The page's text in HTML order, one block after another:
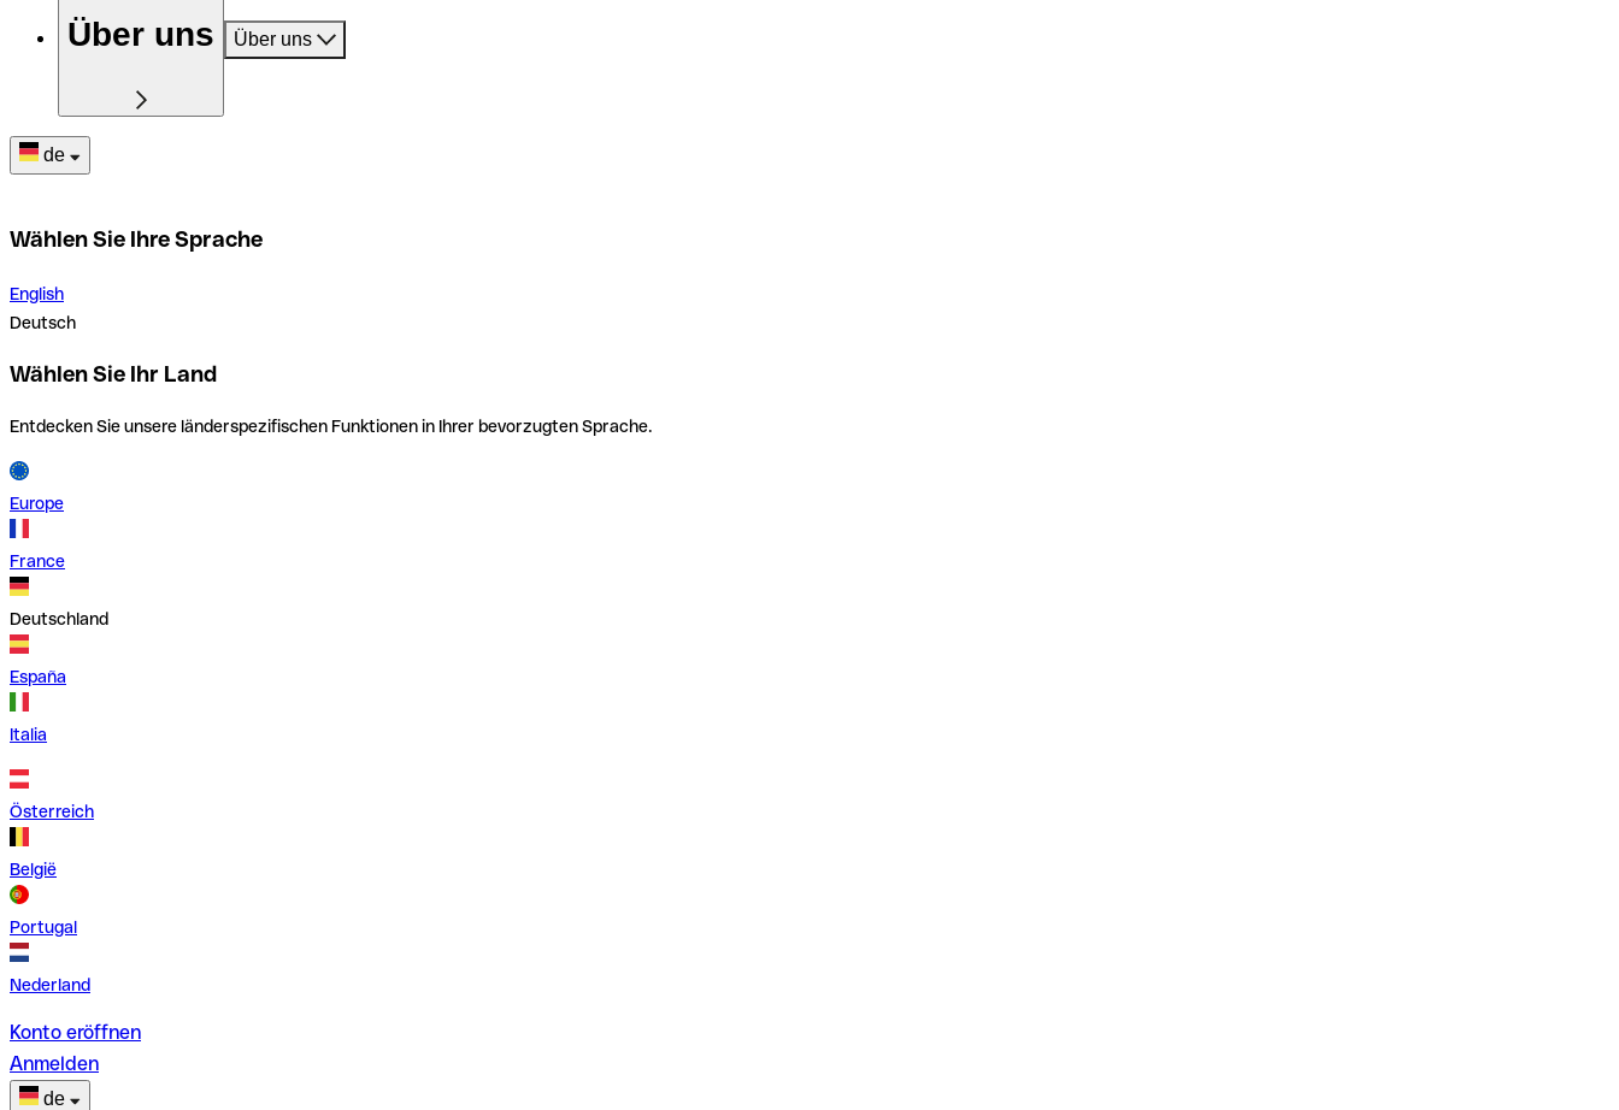
Über uns Über uns
de
Wählen Sie Ihre Sprache
English
Deutsch
Wählen Sie Ihr Land
Entdecken Sie unsere länderspezifischen Funktionen in Ihrer bevorzugten Sprache.
Europe
France
Deutschland
España
Italia
Österreich
België
Portugal
Nederland
Konto eröffnen
Anmelden
de